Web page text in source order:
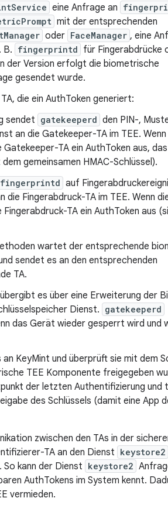
eine Anfrage an
mit der entsprechenden
oder FaceManager , eine
B. fingerprintd für Fingerabdrücke
der Version erfolgt die biometrische
gesendet wurde.
die ein AuthToken generiert:
sendet gatekeeperd den PIN-,
an die Gatekeeper-TA im TEE. Wenn
TA ein AuthToken aus,
gemeinsamen HMAC-Schlüssel).
fingerprintd auf
Fingerabdruck-TA im TEE. Wenn
TA ein AuthToken aus
wartet der entsprechende
sendet es an den entsprechenden
TA.
es über eine Erweiterung der
Dienst. gatekeeperd
das Gerät wieder gesperrt wird und
KeyMint und überprüft sie mit dem
TEE Komponente freigegeben
der letzten Authentifizierung und
des Schlüssels (damit eine App
zwischen den TAs in der
TA an den Dienst keystore2
kann der Dienst keystore2
AuthTokens im System kennt.
vermieden.